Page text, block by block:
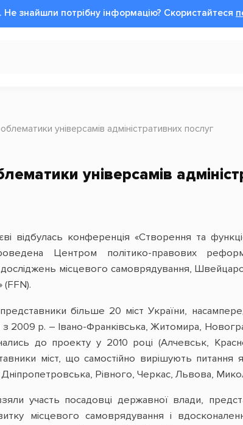
Не знайшли потрібну інформацію? Cкористайтеся
універсамів адміністративних послуг
універсамів
відбулась конференція «Створення та
Центром політико-правових
місцевого самоврядування,
(FFN).
більше 20 міст України,
з 2009 р. – Івано-Франківська, Житомира,
до проекту у 2010 році (Алчевськ,
міст, що самостійно вирішують питання
Рівного, Черкас, Львова,
участь посадовці державної влади,
місцевого самоврядування і